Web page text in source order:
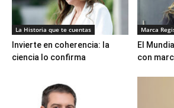
La Historia que te cuentas
Invierte en coherencia: la
ciencia lo confirma
Marca
El
con